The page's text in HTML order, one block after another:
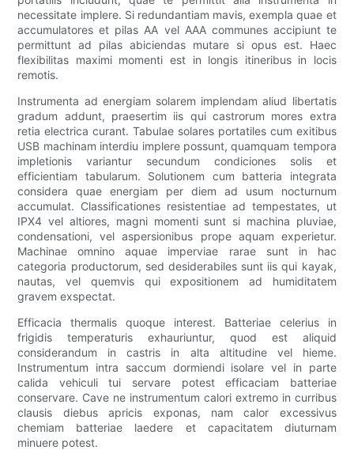
necessitate implere. Si redundantiam mavis, exempla quae et
accumulatores et pilas AA vel AAA communes accipiunt te
permittunt ad pilas abiciendas mutare si opus est. Haec
flexibilitas maximi momenti est in longis itineribus in locis
remotis.
Instrumenta ad energiam solarem implendam aliud libertatis
gradum addunt, praesertim iis qui castrorum mores extra
retia electrica curant. Tabulae solares portatiles cum exitibus
USB machinam interdiu implere possunt, quamquam tempora
impletionis variantur secundum condiciones solis et
efficientiam tabularum. Solutionem cum batteria integrata
considera quae energiam per diem ad usum nocturnum
accumulat. Classificationes resistentiae ad tempestates, ut
IPX4 vel altiores, magni momenti sunt si machina pluviae,
condensationi, vel aspersionibus prope aquam experietur.
Machinae omnino aquae imperviae rarae sunt in hac
categoria productorum, sed desiderabiles sunt iis qui kayak,
nautas, vel quemvis qui expositionem ad humiditatem
gravem exspectat.
Efficacia thermalis quoque interest. Batteriae celerius in
frigidis temperaturis exhauriuntur, quod est aliquid
considerandum in castris in alta altitudine vel hieme.
Instrumentum intra saccum dormiendi isolare vel in parte
calida vehiculi tui servare potest efficaciam batteriae
conservare. Cave ne instrumentum calori extremo in curribus
clausis diebus apricis exponas, nam calor excessivus
chemiam batteriae laedere et capacitatem diuturnam
minuere potest.